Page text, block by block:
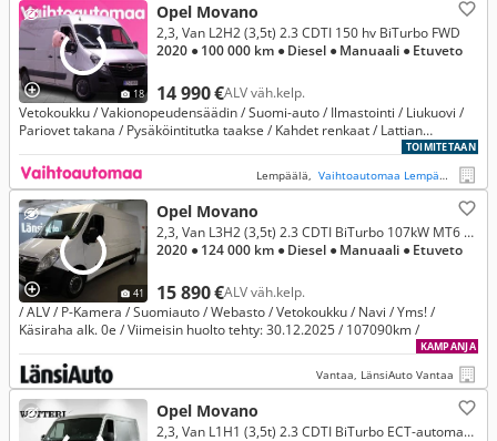
18
Opel Movano
14 990 €ALV väh.kelp.
2,3, Van L2H2 (3,5t) 2.3 CDTI 150 hv BiTurbo FWD
2020 ● 100 000 km ● Diesel ● Manuaali ● Etuveto
Vetokoukku / Vakionopeudensäädin / Suomi-auto / Ilmastointi / Liukuovi /
Pariovet takana / Pysäköintitutka taakse / Kahdet renkaat / Lattian
TOIMITETAAN
Lempäälä, Vaihtoautomaa Lempäälä
41
Opel Movano
15 890 €ALV väh.kelp.
2,3, Van L3H2 (3,5t) 2.3 CDTI BiTurbo 107kW MT6 FWD (XZ27)
2020 ● 124 000 km ● Diesel ● Manuaali ● Etuveto
/ ALV / P-Kamera / Suomiauto / Webasto / Vetokoukku / Navi / Yms! /
Käsiraha alk. 0e / Viimeisin huolto tehty: 30.12.2025 / 107090km /
KAMPANJA
Vantaa, LänsiAuto Vantaa
Opel Movano
2,3, Van L1H1 (3,5t) 2.3 CDTI BiTurbo ECT-automaatti 125kW / PA.lisälämmitin / Vetokoukku / Alv.väh.kelp. / Vakkari /